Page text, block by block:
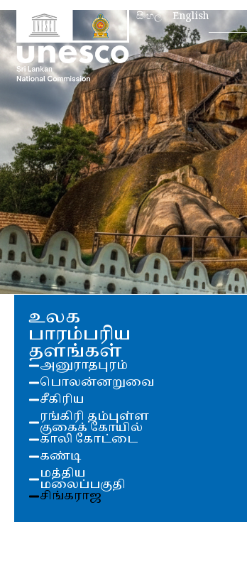
සිංහල EnglishSearch
for:
உலக
பாரம்பரிய
தளங்கள்
அனுராதபுரம்
பொலன்னறுவை
சீகிரிய
ரங்கிரி தம்புள்ள
குகைக் கோயில்
காலி கோட்டை
கண்டி
மத்திய
மலைப்பகுதி
சிங்கராஜ